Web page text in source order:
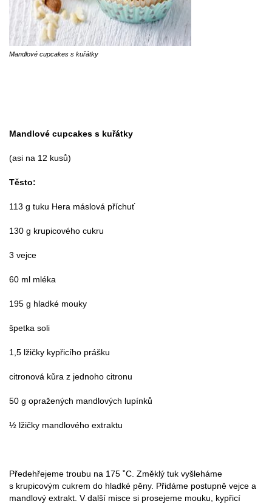
Mandlové cupcakes s kuřátky
Mandlové cupcakes s kuřátky
(asi na 12 kusů)
Těsto:
113 g tuku Hera máslová příchuť
130 g krupicového cukru
3 vejce
60 ml mléka
195 g hladké mouky
špetka soli
1,5 lžičky kypřicího prášku
citronová kůra z jednoho citronu
50 g opražených mandlových lupínků
½ lžičky mandlového extraktu
Předehřejeme troubu na 175 ˚C. Změklý tuk vyšleháme
s krupicovým cukrem do hladké pěny. Přidáme postupně vejce a
mandlový extrakt. V další misce si prosejeme mouku, kypřicí